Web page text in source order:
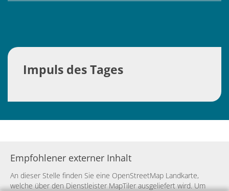
Impuls des Tages
Empfohlener externer Inhalt
An dieser Stelle finden Sie eine OpenStreetMap Landkarte,
welche über den Dienstleister MapTiler ausgeliefert wird. Um